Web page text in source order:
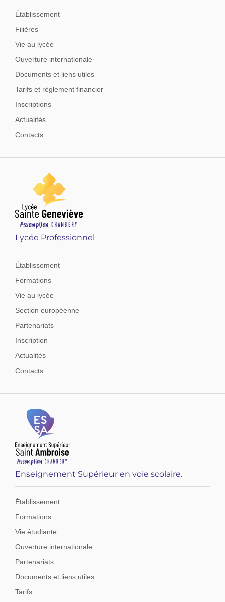
Établissement
Filières
Vie au lycée
Ouverture internationale
Documents et liens utiles
Tarifs et règlement financier
Inscriptions
Actualités
Contacts
Lycée Professionnel
Établissement
Formations
Vie au lycée
Section européenne
Partenariats
Inscription
Actualités
Contacts
Enseignement Supérieur en voie scolaire.
Établissement
Formations
Vie étudiante
Ouverture internationale
Partenariats
Documents et liens utiles
Tarifs